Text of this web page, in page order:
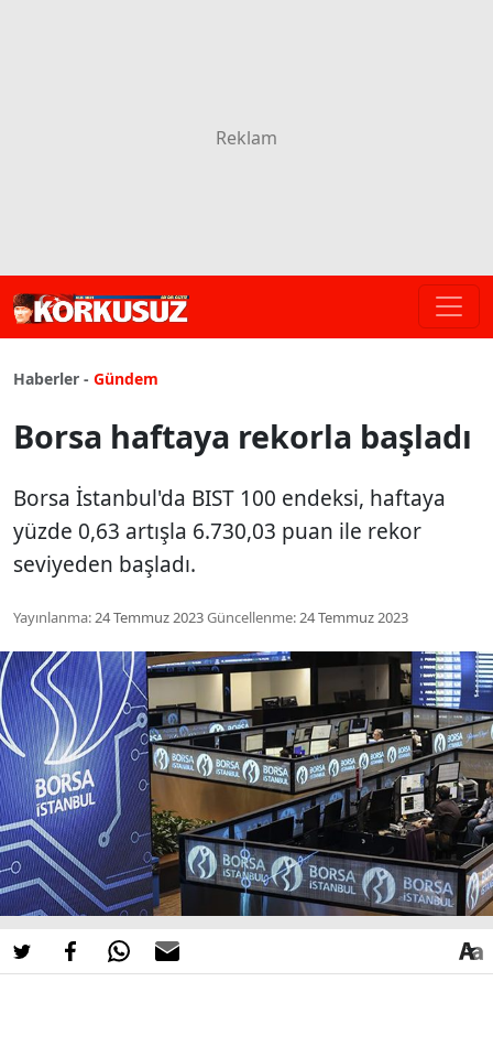
Haberler - Gündem
Borsa haftaya rekorla başladı
Borsa İstanbul'da BIST 100 endeksi, haftaya
yüzde 0,63 artışla 6.730,03 puan ile rekor
seviyeden başladı.
Yayınlanma:24 Temmuz 2023Güncellenme:24 Temmuz 2023